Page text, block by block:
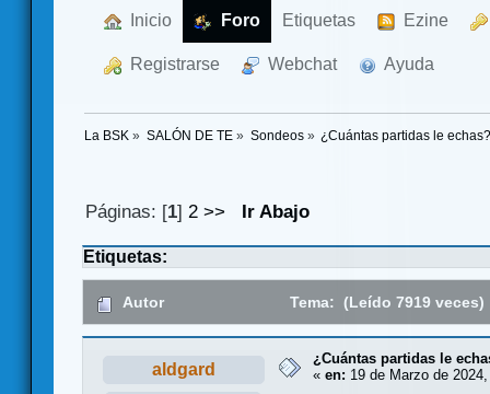
Inicio Foro Etiquetas Ezine
Registrarse Webchat Ayuda
La BSK » SALÓN DE TE » Sondeos» ¿Cuántas partidas le
Páginas: [1]2 >> Ir Abajo
Etiquetas:
Autor Tema: (Leído 7919 veces)
aldgard
¿Cuántas partidas le
« en: 19 de Marzo de